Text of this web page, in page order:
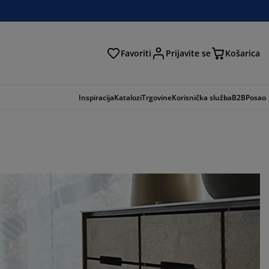
Favoriti Prijavite se Košarica
InspiracijaKataloziTrgovineKorisnička službaB2BPosao